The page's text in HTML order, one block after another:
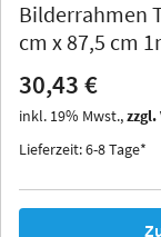
Iowa
Bilderrahmen
cm x 87,5 cm
30,43 €
inkl. 19% Mwst.,zzgl.
Lieferzeit: 6-8 Tage*